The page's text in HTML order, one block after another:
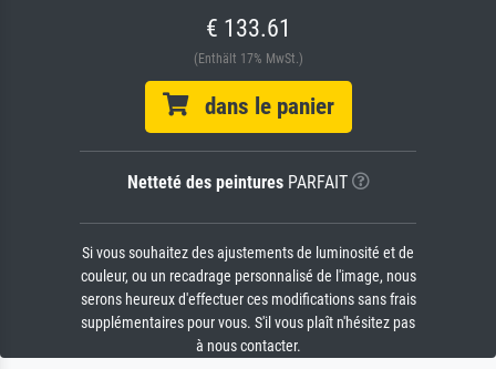
€ 133.61
(Enthält 17% MwSt.)
dans le panier
Netteté des peinturesPARFAIT
Si vous souhaitez des ajustements de luminosité et de
couleur, ou un recadrage personnalisé de l'image, nous
serons heureux d'effectuer ces modifications sans frais
supplémentaires pour vous. S'il vous plaît n'hésitez pas
à nous contacter.